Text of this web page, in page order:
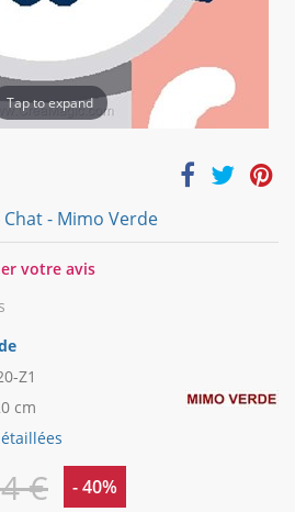
Tap to expand
- Mimo Verde
votre avis
Z1
cm
€ - 40%